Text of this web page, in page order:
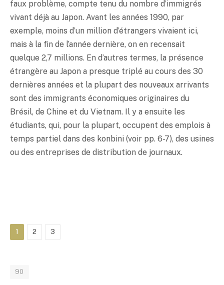
faux problème, compte tenu du nombre d’immigrés
vivant déjà au Japon. Avant les années 1990, par
exemple, moins d’un million d’étrangers vivaient ici,
mais à la fin de l’année dernière, on en recensait
quelque 2,7 millions. En d’autres termes, la présence
étrangère au Japon a presque triplé au cours des 30
dernières années et la plupart des nouveaux arrivants
sont des immigrants économiques originaires du
Brésil, de Chine et du Vietnam. Il y a ensuite les
étudiants, qui, pour la plupart, occupent des emplois à
temps partiel dans des konbini (voir pp. 6-7), des usines
ou des entreprises de distribution de journaux.
1 2 3
90